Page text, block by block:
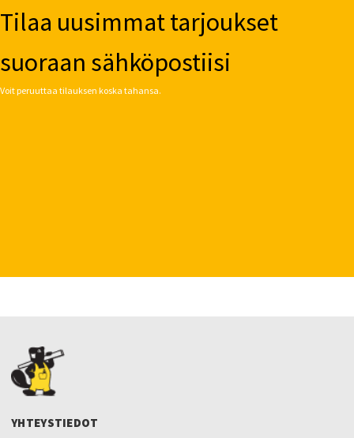
Tilaa uusimmat tarjoukset
suoraan sähköpostiisi
Voit peruuttaa tilauksen koska tahansa.
YHTEYSTIEDOT